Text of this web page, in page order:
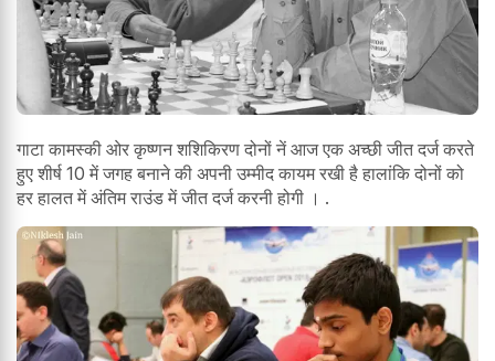
गाटा कामस्की ओर कृष्णन शशिकिरण दोनों नें आज एक अच्छी जीत दर्ज करते
हुए शीर्ष 10 में जगह बनाने की अपनी उम्मीद कायम रखी है हालांकि दोनों को
हर हालत में अंतिम राउंड में जीत दर्ज करनी होगी । .